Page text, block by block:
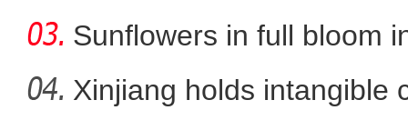
Sunflowers in full bloom
Xinjiang holds intangible